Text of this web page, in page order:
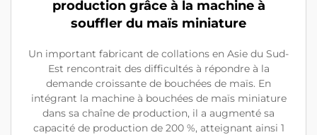
production grâce à la machine à
souffler du maïs miniature
Un important fabricant de collations en Asie du Sud-
Est rencontrait des difficultés à répondre à la
demande croissante de bouchées de maïs. En
intégrant la machine à bouchées de maïs miniature
dans sa chaîne de production, il a augmenté sa
capacité de production de 200 %, atteignant ainsi 1